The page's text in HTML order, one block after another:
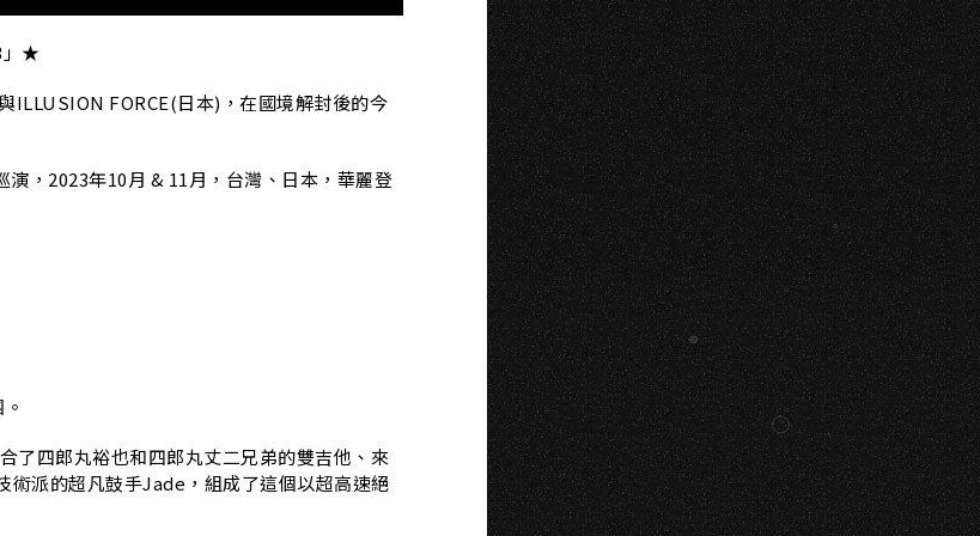
」★
FORCE(日本)，在國境解封後的今
，2023年10月 & 11月，台灣、日本，華麗登
了四郎丸裕也和四郎丸丈二兄弟的雙吉他、來
派的超凡鼓手Jade，組成了這個以超高速絕